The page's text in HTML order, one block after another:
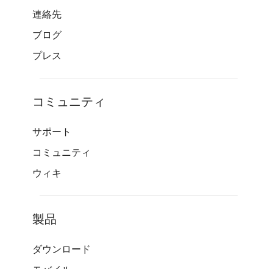
連絡先
ブログ
プレス
コミュニティ
サポート
コミュニティ
ウィキ
製品
ダウンロード